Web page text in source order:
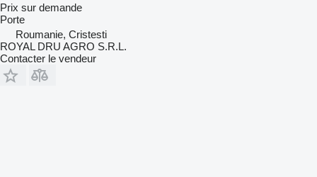
Prix sur demande
Porte
Roumanie, Cristesti
ROYAL DRU AGRO S.R.L.
Contacter le vendeur